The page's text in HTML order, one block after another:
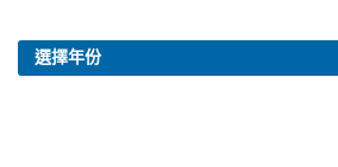
選擇年份